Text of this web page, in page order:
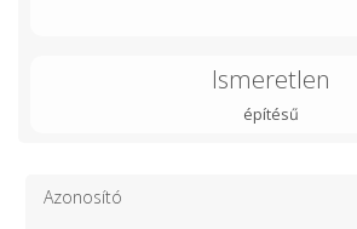
Ismeretlen
építésű
Azonosító